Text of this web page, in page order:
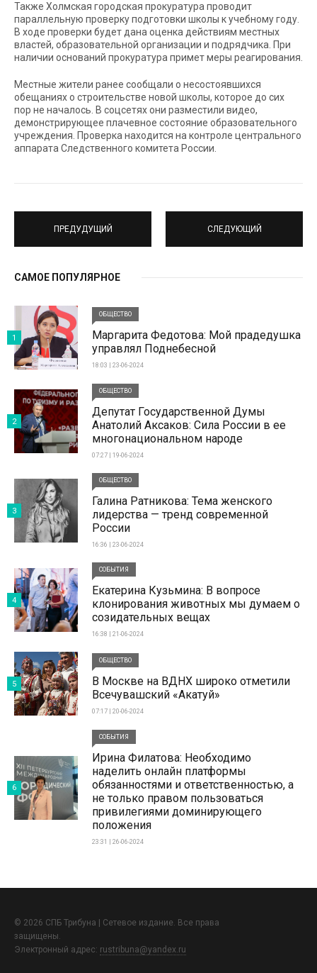
Также Холмская городская прокуратура проводит
параллельную проверку подготовки школы к учебному году.
В ходе проверки будет дана оценка действиям местных
властей, образовательной организации и подрядчика. При
наличии оснований прокуратура примет меры реагирования.
Местные жители ранее сообщали о несостоявшихся
обещаниях о строительстве новой школы, которое до сих
пор не началось. В соцсетях они разместили видео,
демонстрирующее плачевное состояние образовательного
учреждения. Проверка находится на контроле центрального
аппарата Следственного комитета России.
ПРЕДУДУЩИЙ СЛЕДУЮЩИЙ
САМОЕ ПОПУЛЯРНОЕ
ОБЩЕСТВО
Маргарита Федотова: Мой прадедушка
управлял Поднебесной
18:03 | 23-06-2024
1
ОБЩЕСТВО
Депутат Государственной Думы
Анатолий Аксаков: Сила России в ее
многонациональном народе
07:27 | 19-06-2024
2
ОБЩЕСТВО
Галина Ратникова: Тема женского
лидерства — тренд современной
России
16:36 | 23-06-2024
3
СОБЫТИЯ
Екатерина Кузьмина: В вопросе
клонирования животных мы думаем о
созидательных вещах
16:38 | 21-06-2024
4
ОБЩЕСТВО
В Москве на ВДНХ широко отметили
Всечувашский «Акатуй»
07:17 | 20-06-2024
5
СОБЫТИЯ
Ирина Филатова: Необходимо
наделить онлайн платформы
обязанностями и ответственностью, а
не только правом пользоваться
привилегиями доминирующего
положения
23:31 | 26-06-2024
6
© 2026 СПБ Трибуна | Сетевое издание. Все права
защищены.
Электронный адрес: rustribuna@yandex.ru